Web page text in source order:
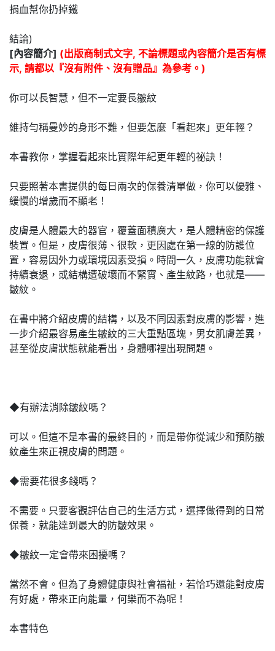
捐血幫你扔掉鐵
結論)
[內容簡介] (出版商制式文字, 不論標題或內容簡介是否有標
示, 請都以『沒有附件、沒有贈品』為參考。)
你可以長智慧，但不一定要長皺紋
維持勻稱曼妙的身形不難，但要怎麼「看起來」更年輕？
本書教你，掌握看起來比實際年紀更年輕的祕訣！
只要照著本書提供的每日兩次的保養清單做，你可以優雅、
緩慢的增歲而不顯老！
皮膚是人體最大的器官，覆蓋面積廣大，是人體精密的保護
裝置。但是，皮膚很薄、很軟，更因處在第一線的防護位
置，容易因外力或環境因素受損。時間一久，皮膚功能就會
持續衰退，或結構遭破壞而不緊實、產生紋路，也就是——
皺紋。
在書中將介紹皮膚的結構，以及不同因素對皮膚的影響，進
一步介紹最容易產生皺紋的三大重點區塊，男女肌膚差異，
甚至從皮膚狀態就能看出，身體哪裡出現問題。
◆有辦法消除皺紋嗎？
可以。但這不是本書的最終目的，而是帶你從減少和預防皺
紋產生來正視皮膚的問題。
◆需要花很多錢嗎？
不需要。只要客觀評估自己的生活方式，選擇做得到的日常
保養，就能達到最大的防皺效果。
◆皺紋一定會帶來困擾嗎？
當然不會。但為了身體健康與社會福祉，若恰巧還能對皮膚
有好處，帶來正向能量，何樂而不為呢！
本書特色